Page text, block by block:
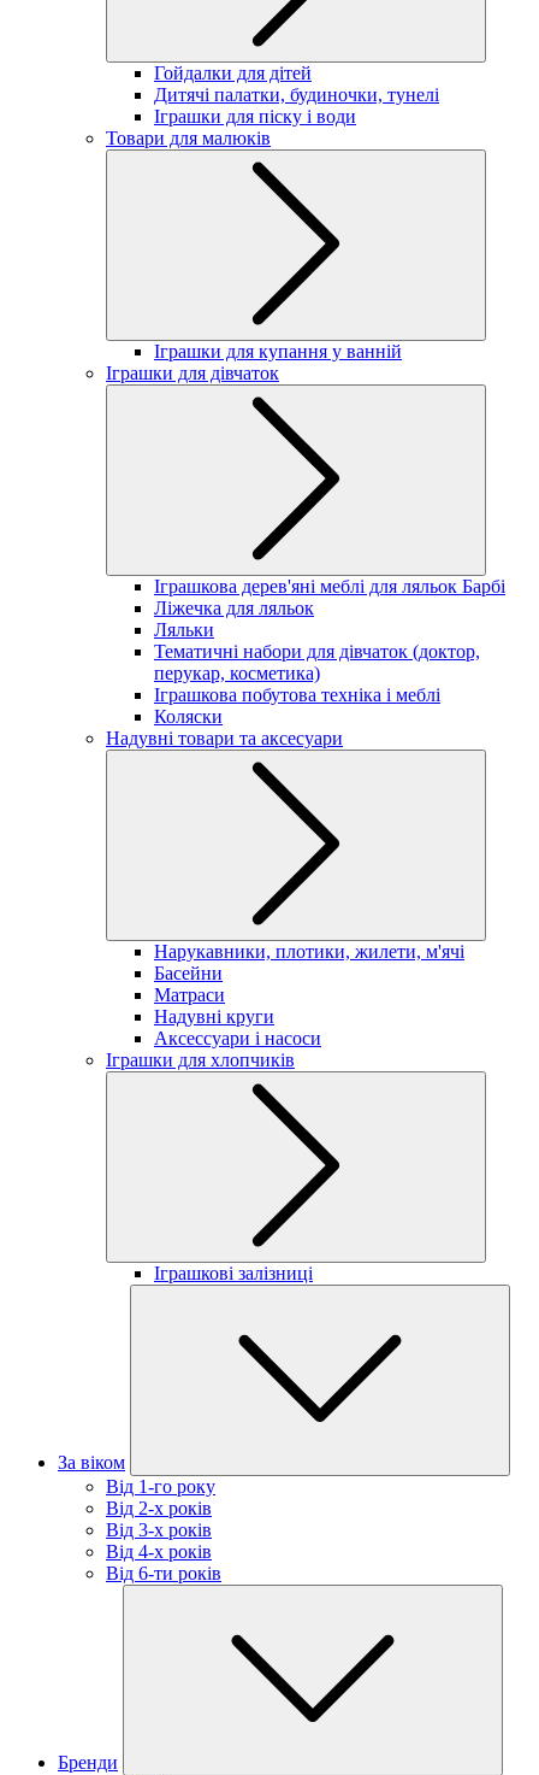
Гойдалки для дітей
Дитячі палатки, будиночки, тунелі
Іграшки для піску і води
Товари для малюків
Іграшки для купання у ванній
Іграшки для дівчаток
Іграшкова дерев'яні меблі для ляльок Барбі
Ліжечка для ляльок
Ляльки
Тематичні набори для дівчаток (доктор,
перукар, косметика)
Іграшкова побутова техніка і меблі
Коляски
Надувні товари та аксесуари
Нарукавники, плотики, жилети, м'ячі
Басейни
Матраси
Надувні круги
Аксессуари і насоси
Іграшки для хлопчиків
Іграшкові залізниці
За віком
Від 1-го року
Від 2-х років
Від 3-х років
Від 4-х років
Від 6-ти років
Бренди